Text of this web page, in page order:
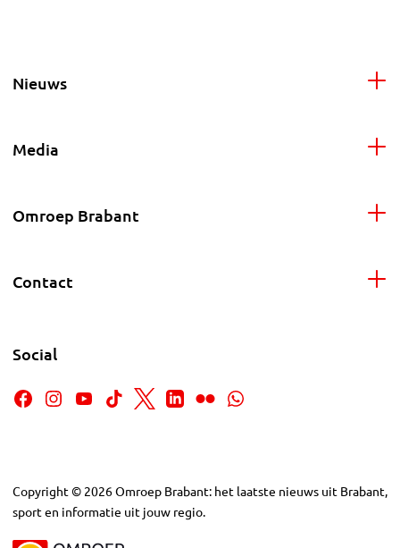
Nieuws
Media
Omroep Brabant
Contact
Social
Copyright © 2026Omroep Brabant: het laatste nieuws uit Brabant,
sport en informatie uit jouw regio.